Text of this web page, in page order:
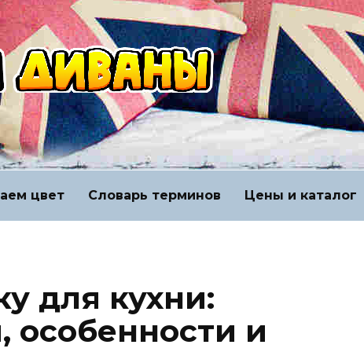
цвет Словарь терминов Цены и каталог
для кухни:
особенности и